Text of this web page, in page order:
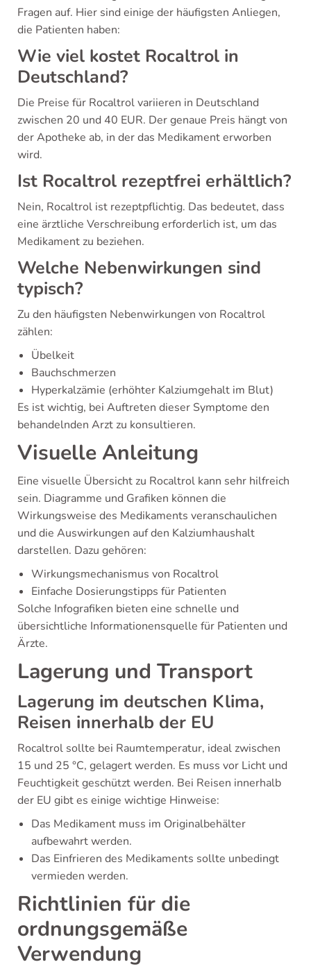
Fragen auf. Hier sind einige der häufigsten Anliegen,
die Patienten haben:
Wie viel kostet Rocaltrol in
Deutschland?
Die Preise für Rocaltrol variieren in Deutschland
zwischen 20 und 40 EUR. Der genaue Preis hängt von
der Apotheke ab, in der das Medikament erworben
wird.
Ist Rocaltrol rezeptfrei erhältlich?
Nein, Rocaltrol ist rezeptpflichtig. Das bedeutet, dass
eine ärztliche Verschreibung erforderlich ist, um das
Medikament zu beziehen.
Welche Nebenwirkungen sind
typisch?
Zu den häufigsten Nebenwirkungen von Rocaltrol
zählen:
Übelkeit
Bauchschmerzen
Hyperkalzämie (erhöhter Kalziumgehalt im Blut)
Es ist wichtig, bei Auftreten dieser Symptome den
behandelnden Arzt zu konsultieren.
Visuelle Anleitung
Eine visuelle Übersicht zu Rocaltrol kann sehr hilfreich
sein. Diagramme und Grafiken können die
Wirkungsweise des Medikaments veranschaulichen
und die Auswirkungen auf den Kalziumhaushalt
darstellen. Dazu gehören:
Wirkungsmechanismus von Rocaltrol
Einfache Dosierungstipps für Patienten
Solche Infografiken bieten eine schnelle und
übersichtliche Informationensquelle für Patienten und
Ärzte.
Lagerung und Transport
Lagerung im deutschen Klima,
Reisen innerhalb der EU
Rocaltrol sollte bei Raumtemperatur, ideal zwischen
15 und 25 °C, gelagert werden. Es muss vor Licht und
Feuchtigkeit geschützt werden. Bei Reisen innerhalb
der EU gibt es einige wichtige Hinweise:
Das Medikament muss im Originalbehälter
aufbewahrt werden.
Das Einfrieren des Medikaments sollte unbedingt
vermieden werden.
Richtlinien für die
ordnungsgemäße
Verwendung